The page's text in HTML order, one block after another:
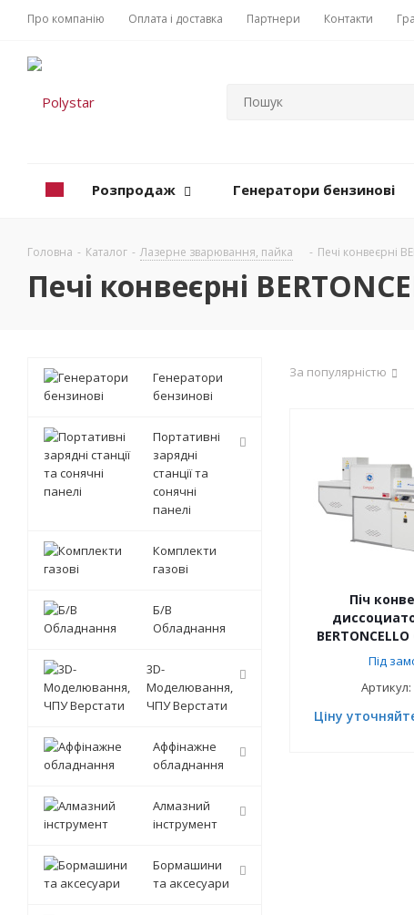
Про компанію Оплата і доставка Партнери Контакти
Розпродаж Генератори бензинові
Головна - Каталог - Лазерне зварювання, пайка - Печі конвеєрні
Печі конвеєрні
За популярністю
Піч
Під
Артикул:
Ціну
Генератори
бензинові
Портативні
зарядні
станції та
сонячні
панелі
Комплекти
газові
Б/В
Обладнання
3D-
Моделювання,
ЧПУ Верстати
Аффінажне
обладнання
Алмазний
інструмент
Бормашини
та аксесуари